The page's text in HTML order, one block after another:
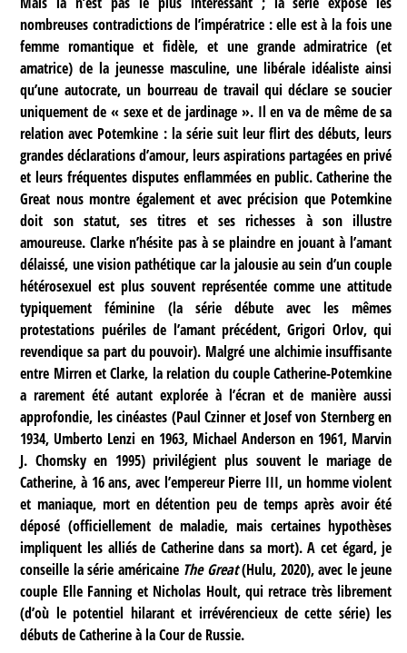
nombreuses contradictions de l’impératrice : elle est à la fois une
femme romantique et fidèle, et une grande admiratrice (et
amatrice) de la jeunesse masculine, une libérale idéaliste ainsi
qu’une autocrate, un bourreau de travail qui déclare se soucier
uniquement de « sexe et de jardinage ». Il en va de même de sa
relation avec Potemkine : la série suit leur flirt des débuts, leurs
grandes déclarations d’amour, leurs aspirations partagées en privé
et leurs fréquentes disputes enflammées en public. Catherine the
Great nous montre également et avec précision que Potemkine
doit son statut, ses titres et ses richesses à son illustre
amoureuse. Clarke n’hésite pas à se plaindre en jouant à l’amant
délaissé, une vision pathétique car la jalousie au sein d’un couple
hétérosexuel est plus souvent représentée comme une attitude
typiquement féminine (la série débute avec les mêmes
protestations puériles de l’amant précédent, Grigori Orlov, qui
revendique sa part du pouvoir). Malgré une alchimie insuffisante
entre Mirren et Clarke, la relation du couple Catherine-Potemkine
a rarement été autant explorée à l’écran et de manière aussi
approfondie, les cinéastes (Paul Czinner et Josef von Sternberg en
1934, Umberto Lenzi en 1963, Michael Anderson en 1961, Marvin
J. Chomsky en 1995) privilégient plus souvent le mariage de
Catherine, à 16 ans, avec l’empereur Pierre III, un homme violent
et maniaque, mort en détention peu de temps après avoir été
déposé (officiellement de maladie, mais certaines hypothèses
impliquent les alliés de Catherine dans sa mort). A cet égard, je
conseille la série américaine The Great(Hulu, 2020), avec le jeune
couple Elle Fanning et Nicholas Hoult, qui retrace très librement
(d’où le potentiel hilarant et irrévérencieux de cette série) les
débuts de Catherine à la Cour de Russie.